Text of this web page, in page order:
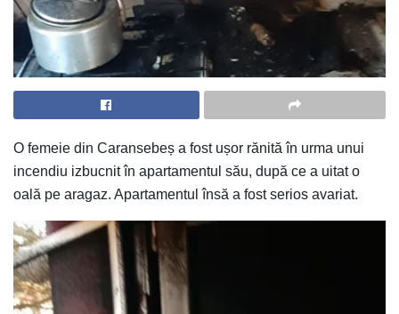
O femeie din Caransebeș a fost ușor rănită în urma unui
incendiu izbucnit în apartamentul său, după ce a uitat o
oală pe aragaz. Apartamentul însă a fost serios avariat.